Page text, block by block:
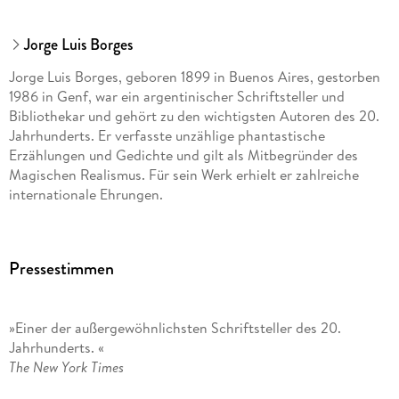
Jorge Luis Borges
Jorge Luis Borges, geboren 1899 in Buenos Aires, gestorben
1986 in Genf, war ein argentinischer Schriftsteller und
Bibliothekar und gehört zu den wichtigsten Autoren des 20.
Jahrhunderts. Er verfasste unzählige phantastische
Erzählungen und Gedichte und gilt als Mitbegründer des
Magischen Realismus. Für sein Werk erhielt er zahlreiche
internationale Ehrungen.
Pressestimmen
»Einer der außergewöhnlichsten Schriftsteller des 20.
Jahrhunderts. «
The New York Times